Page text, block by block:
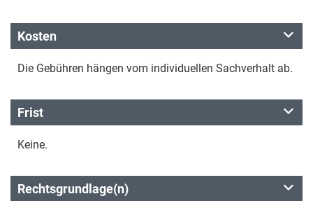
Kosten
Die Gebühren hängen vom individuellen Sachverhalt ab.
Frist
Keine.
Rechtsgrundlage(n)